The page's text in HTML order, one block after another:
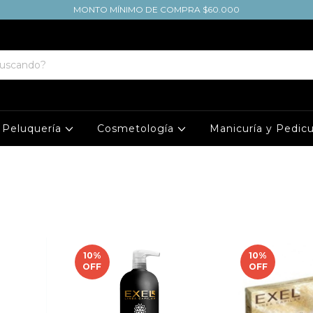
MONTO MÍNIMO DE COMPRA $60.000
Peluquería Cosmetología Manicuría y
10%
OFF
10%
OFF